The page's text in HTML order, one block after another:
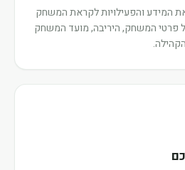
המידע והפעילויות לקראת המשחק
פרטי המשחק, היריבה, מועד המשחק